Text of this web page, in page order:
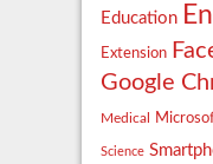
Education
Extension
Google
Medical
Science